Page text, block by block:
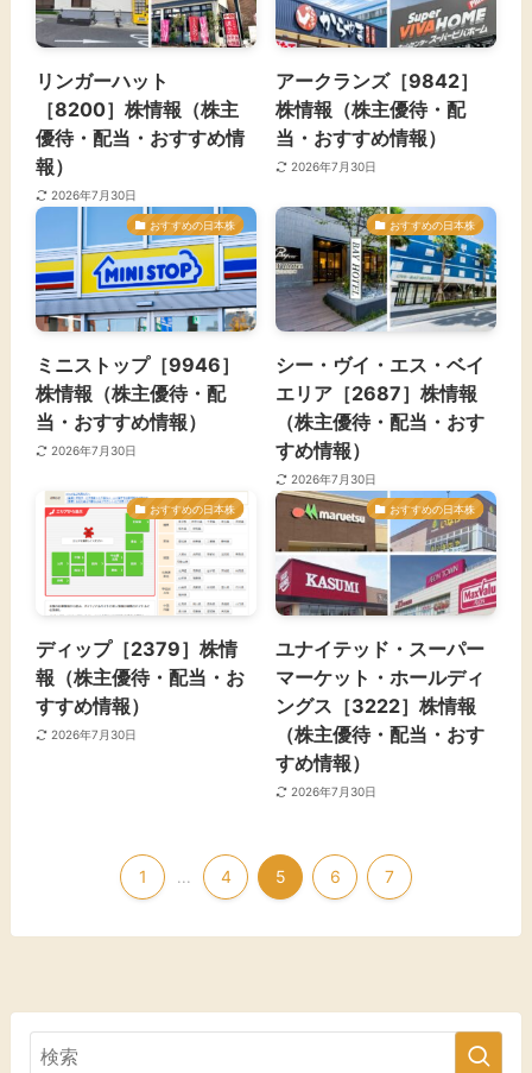
リンガーハット
［8200］株情報（株主
優待・配当・おすすめ情
報）
2026年7月30日
アークランズ［9842］
株情報（株主優待・配
当・おすすめ情報）
2026年7月30日
おすすめの日本株
ミニストップ［9946］
株情報（株主優待・配
当・おすすめ情報）
2026年7月30日
おすすめの日本株
シー・ヴイ・エス・ベイ
エリア［2687］株情報
（株主優待・配当・おす
すめ情報）
2026年7月30日
おすすめの日本株
ディップ［2379］株情
報（株主優待・配当・お
すすめ情報）
2026年7月30日
おすすめの日本株
ユナイテッド・スーパー
マーケット・ホールディ
ングス［3222］株情報
（株主優待・配当・おす
すめ情報）
2026年7月30日
1 ... 4 5 6 7